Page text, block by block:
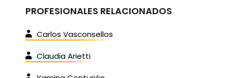
PROFESIONALES RELACIONADOS
Carlos Vasconsellos
Claudia Arietti